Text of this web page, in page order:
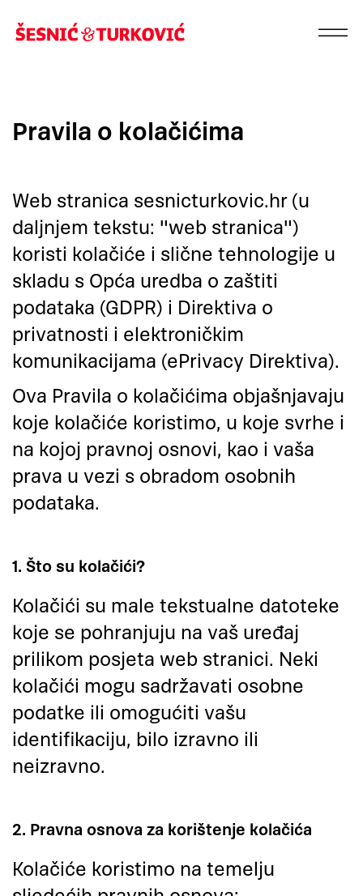
Pravila o kolačićima
Web stranica sesnicturkovic.hr (u
daljnjem tekstu: "web stranica")
koristi kolačiće i slične tehnologije u
skladu s Opća uredba o zaštiti
podataka (GDPR) i Direktiva o
privatnosti i elektroničkim
komunikacijama (ePrivacy Direktiva).
Ova Pravila o kolačićima objašnjavaju
koje kolačiće koristimo, u koje svrhe i
na kojoj pravnoj osnovi, kao i vaša
prava u vezi s obradom osobnih
podataka.
1. Što su kolačići?
Kolačići su male tekstualne datoteke
koje se pohranjuju na vaš uređaj
prilikom posjeta web stranici. Neki
kolačići mogu sadržavati osobne
podatke ili omogućiti vašu
identifikaciju, bilo izravno ili
neizravno.
2. Pravna osnova za korištenje kolačića
Kolačiće koristimo na temelju